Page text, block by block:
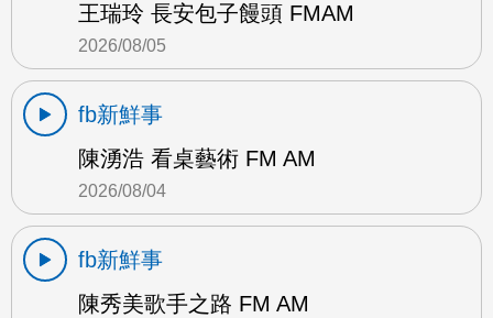
王瑞玲 長安包子饅頭 FMAM
2026/08/05
fb新鮮事
陳湧浩 看桌藝術 FM AM
2026/08/04
fb新鮮事
陳秀美歌手之路 FM AM